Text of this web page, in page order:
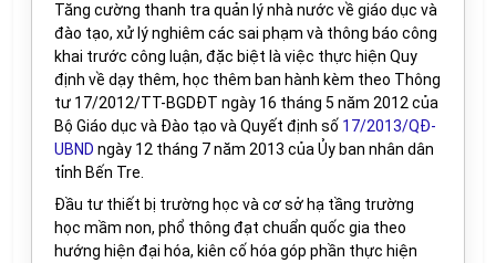
Tăng cường thanh tra quản lý nhà nước về giáo dục và
đào tạo, xử lý nghiêm các sai phạm và thông báo công
khai trước công luận, đặc biệt là việc thực hiện Quy
định về dạy thêm, học thêm ban hành kèm theo Thông
tư 17/2012/TT-BGDĐT ngày 16 tháng 5 năm 2012 của
Bộ Giáo dục và Đào tạo và Quyết định số 17/2013/QĐ-
UBND ngày 12 tháng 7 năm 2013 của Ủy ban nhân dân
tỉnh Bến Tre.
Đầu tư thiết bị trường học và cơ sở hạ tầng trường
học mầm non, phổ thông đạt chuẩn quốc gia theo
hướng hiện đại hóa, kiên cố hóa góp phần thực hiện